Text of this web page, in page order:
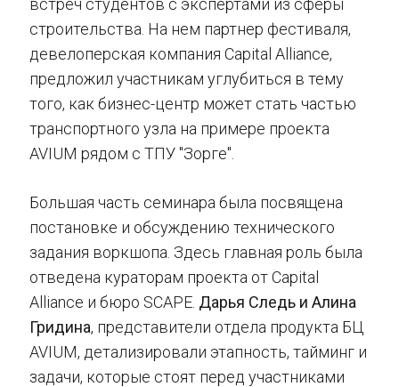
встреч студентов с экспертами из сферы
строительства. На нем партнер фестиваля,
девелоперская компания Capital Alliance,
предложил участникам углубиться в тему
того, как бизнес-центр может стать частью
транспортного узла на примере проекта
AVIUM рядом с ТПУ "Зорге".
Большая часть семинара была посвящена
постановке и обсуждению технического
задания воркшопа. Здесь главная роль была
отведена кураторам проекта от Capital
Alliance и бюро SCAPE. Дарья Следь и Алина
Гридина, представители отдела продукта БЦ
AVIUM, детализировали этапность, тайминг и
задачи, которые стоят перед участниками